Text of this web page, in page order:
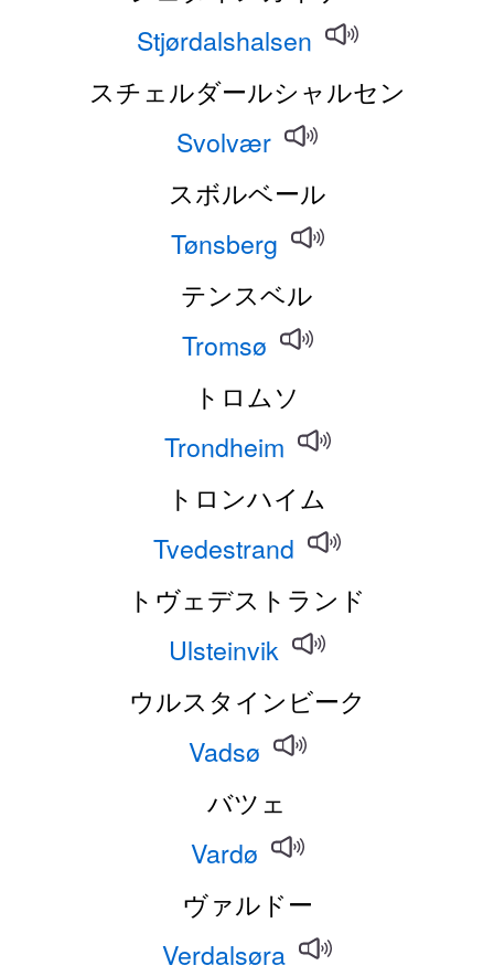
Stjørdalshalsen
スチェルダールシャルセン
Svolvær
スボルベール
Tønsberg
テンスベル
Tromsø
トロムソ
Trondheim
トロンハイム
Tvedestrand
トヴェデストランド
Ulsteinvik
ウルスタインビーク
Vadsø
バツェ
Vardø
ヴァルドー
Verdalsøra